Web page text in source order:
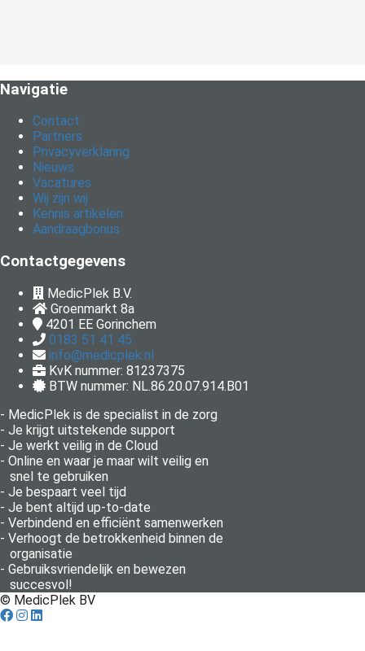
Navigatie
Contact
Partners
Privacyverklaring
Nieuws
Vacatures
Wij zijn wij
Kennis artikelen
Aandraagbonus
Contactgegevens
MedicPlek B.V.
Groenmarkt 8a
4201 EE Gorinchem
0183 51 41 45
info@medicplek.nl
KvK nummer: 81237375
BTW nummer: NL.86.20.07.914.B01
- MedicPlek is de specialist in de zorg
- Je krijgt uitstekende support
- Je werkt veilig in de Cloud
- Online en waar je maar wilt veilig en
snel te gebruiken
- Je bespaart veel tijd
- Je bent altijd up-to-date
- Verbindend en efficiënt samenwerken
- Verhoogt de betrokkenheid binnen de
organisatie
- Gebruiksvriendelijk en bewezen
succesvol!
© MedicPlek BV